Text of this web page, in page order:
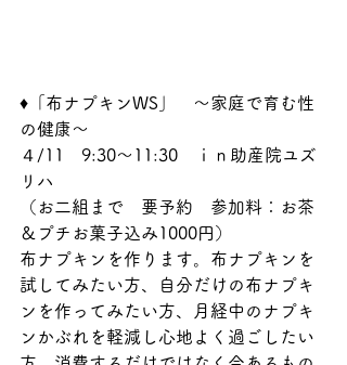
♦「布ナプキンWS」　〜家庭で育む性
の健康〜
４/11　9:30〜11:30　ｉｎ助産院ユズ
リハ
（お二組まで　要予約　参加料：お茶
＆プチお菓子込み1000円）
布ナプキンを作ります。布ナプキンを
試してみたい方、自分だけの布ナプキ
ンを作ってみたい方、月経中のナプキ
ンかぶれを軽減し心地よく過ごしたい